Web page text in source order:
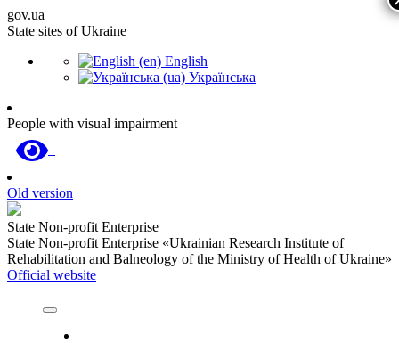
gov.ua
State sites of Ukraine
English
Українська
People with visual impairment
Old version
State Non-profit Enterprise
State Non-profit Enterprise «Ukrainian Research Institute of
Rehabilitation and Balneology of the Ministry of Health of Ukraine»
Official website